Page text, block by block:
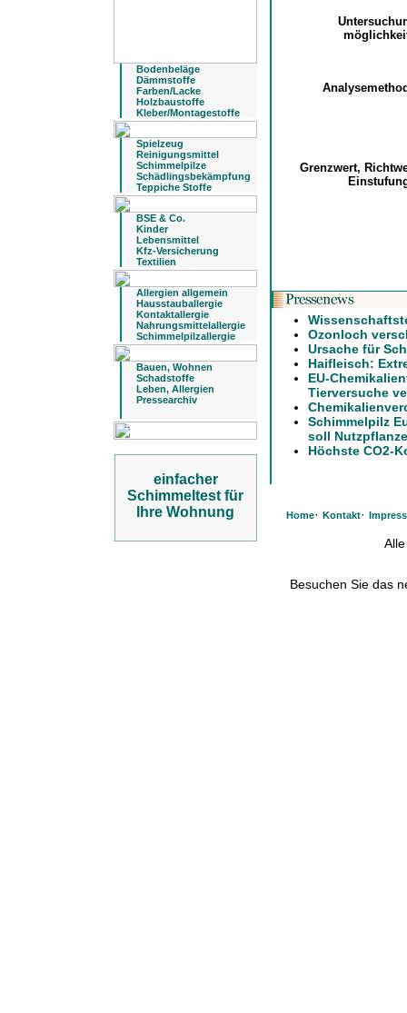
Bodenbeläge
Dämmstoffe
Farben/Lacke
Holzbaustoffe
Kleber/Montagestoffe
Spielzeug
Reinigungsmittel
Schimmelpilze
Schädlingsbekämpfung
Teppiche Stoffe
BSE & Co.
Kinder
Lebensmittel
Kfz-Versicherung
Textilien
Allergien allgemein
Hausstauballergie
Kontaktallergie
Nahrungsmittelallergie
Schimmelpilzallergie
Bauen, Wohnen
Schadstoffe
Leben, Allergien
Pressearchiv
einfacher
Schimmeltest für
Ihre Wohnung
Grenzwert,
Ozonloch
Ursache für
Haifleisch:
EU-
Tierversuche
Schimmelpilz
soll
Höchste CO2-
Home· Kontakt·
Besuchen Sie das